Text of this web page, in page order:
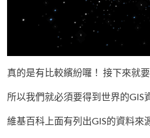
真的是有比較繽紛囉！ 接下來就
所以我們就必須要得到世界的GIS
維基百科上面有列出GIS的資料來